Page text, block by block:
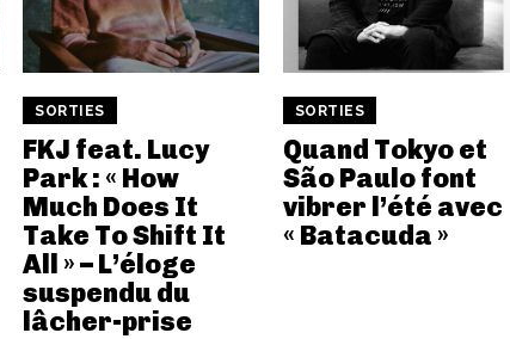
SORTIES
FKJ feat. Lucy
Park : « How
Much Does It
Take To Shift It
All » – L’éloge
suspendu du
lâcher-prise
SORTIES
Quand Tokyo et
São Paulo font
vibrer l’été avec
« Batacuda »